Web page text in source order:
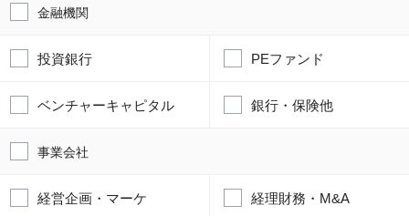
金融機関
投資銀行 PEファンド
ベンチャーキャピタル 銀行・保険他
事業会社
経営企画・マーケ 経理財務・M&A